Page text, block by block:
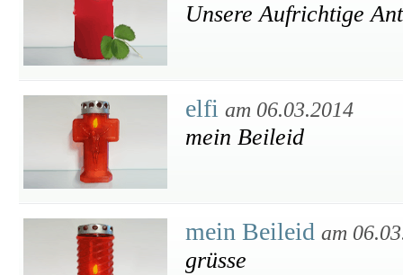
Unsere Aufrichtige
elfi am 06.03.2014
mein Beileid
mein Beileid am
grüsse